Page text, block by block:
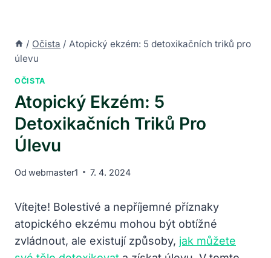
/ Očista / Atopický ekzém: 5 detoxikačních triků pro
úlevu
OČISTA
Atopický Ekzém: 5
Detoxikačních Triků Pro
Úlevu
Od webmaster1 7. 4. 2024
Vítejte! Bolestivé a nepříjemné příznaky
atopického ekzému mohou být obtížné
zvládnout, ale existují způsoby, jak můžete